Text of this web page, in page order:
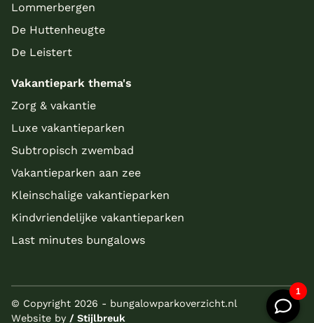
Lommerbergen
De Huttenheugte
De Leistert
Vakantiepark thema's
Zorg & vakantie
Luxe vakantieparken
Subtropisch zwembad
Vakantieparken aan zee
Kleinschalige vakantieparken
Kindvriendelijke vakantieparken
Last minutes bungalows
© Copyright 2026 - bungalowparkoverzicht.nl
Website by / Stijlbreuk